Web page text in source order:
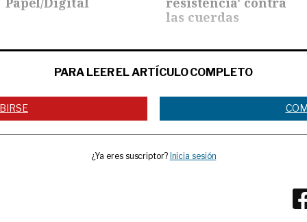
las cuerdas
PARA LEER EL ARTÍCULO COMPLETO
¿Ya eres suscriptor? Inicia sesión